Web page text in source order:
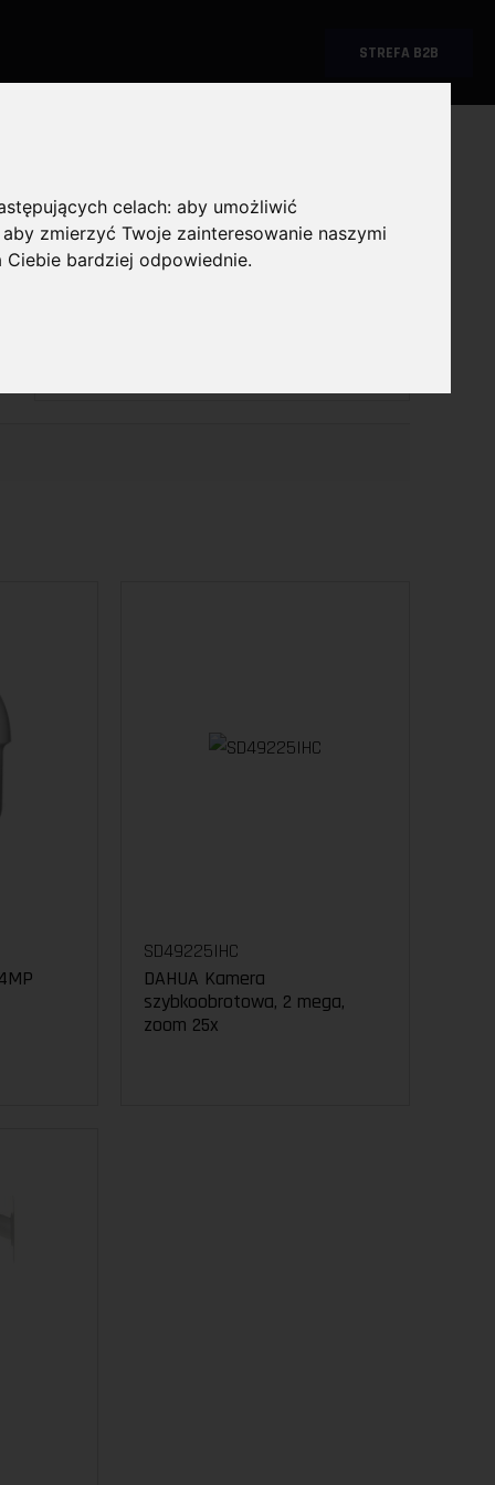
celach:aby umożliwić
aby zmierzyć Twoje zainteresowanie naszymi
bardziej odpowiednie.
STREFA B2B
SD49225IHC
DAHUA Kamera
szybkoobrotowa, 2 mega,
zoom 25x